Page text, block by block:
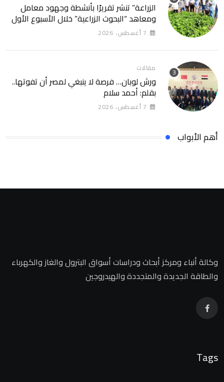
الزراعة” تنشر تقريرًا بأنشطة وجهود معامل
ومعاهد “البحوث الزراعية” خلال الأسبوع الأول
من أغسطس 2026
7 أغسطس، 2026
مقالات
ورش لوبان… فرصة لا ينبغي لمصر أن تفوتها..
بقلم: أحمد سلام
7 أغسطس، 2026
أهم الأبواب
وكالة أنباء ومركز أبحاث ودراسات أسواق البترول والغاز والكهرباء
والطاقة الجديدة والمتجددة والهيدروجين
Tags